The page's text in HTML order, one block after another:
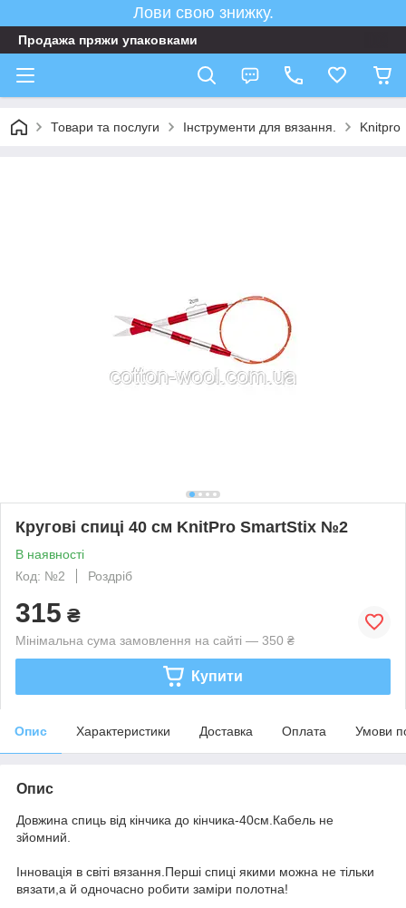
Лови свою знижку.
Продажа пряжи упаковками
Товари та послуги Інструменти для вязання. Knitpro
Кругові спиці 40 см KnitPro SmartStix №2
В наявності
Код: №2
Роздріб
315 ₴
Мінімальна сума замовлення на сайті — 350 ₴
Купити
Опис Характеристики Доставка Оплата Умови
Опис
Довжина спиць від кінчика до кінчика-40см.Кабель не
зйомний.
Інновація в світі вязання.Перші спиці якими можна не тільки
вязати,а й одночасно робити заміри полотна!